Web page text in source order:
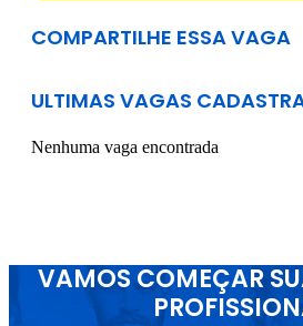
COMPARTILHE ESSA VAGA
ULTIMAS VAGAS
Nenhuma vaga encontrada
VAMOS COMEÇAR